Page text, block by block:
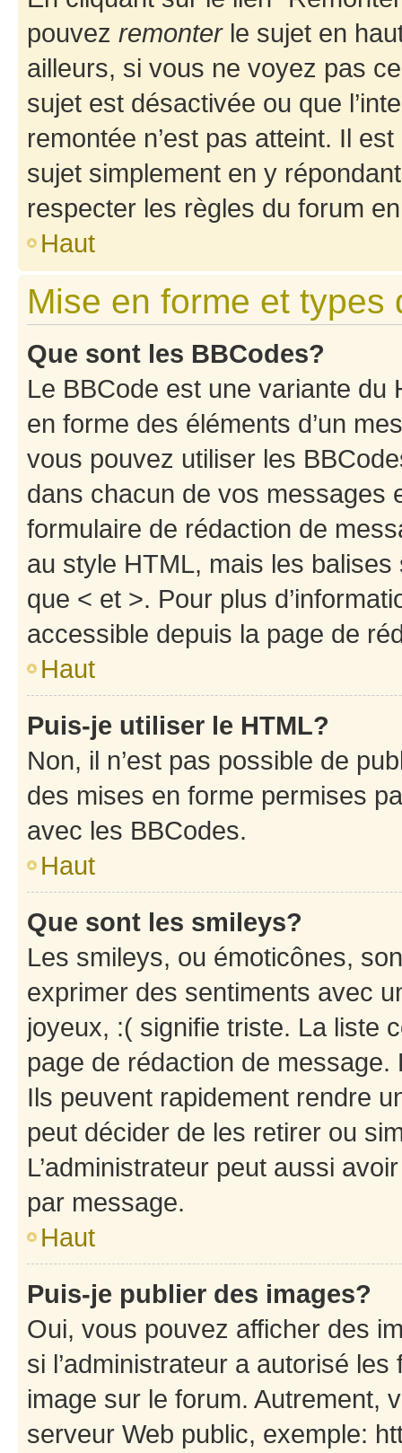
pouvez remonterle sujet en
ailleurs, si vous ne voyez pas
sujet est désactivée ou que
remontée n’est pas atteint. Il
sujet simplement en y
respecter les règles du forum
Haut
Mise en forme et types
Que sont les BBCodes?
Le BBCode est une variante du
en forme des éléments d’un
vous pouvez utiliser les
dans chacun de vos messages
formulaire de rédaction de
au style HTML, mais les
que < et >. Pour plus
accessible depuis la page de
Haut
Puis-je utiliser le HTML?
Non, il n’est pas possible de
des mises en forme permises
avec les BBCodes.
Haut
Que sont les smileys?
Les smileys, ou émoticônes,
exprimer des sentiments avec
joyeux, :( signifie triste. La liste
page de rédaction de
Ils peuvent rapidement rendre
peut décider de les retirer ou
L’administrateur peut aussi
par message.
Haut
Puis-je publier des images?
Oui, vous pouvez afficher des
si l’administrateur a autorisé
image sur le forum. Autrement,
serveur Web public, exemple: